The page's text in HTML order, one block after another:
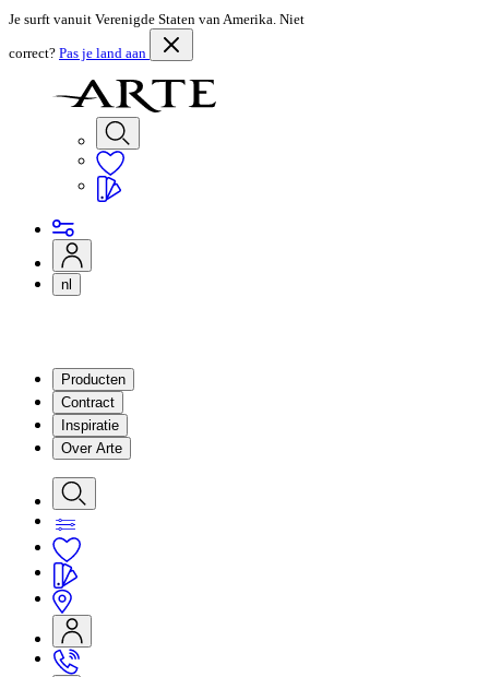
Je surft vanuit Verenigde Staten van Amerika. Niet
correct? Pas je land aan
nl
Producten
Contract
Inspiratie
Over Arte